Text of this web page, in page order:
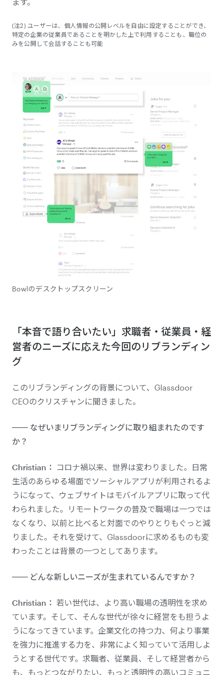
(注2) ユーザーは、個人情報の公開レベルを自由に設定することができ、
特定の企業の従業員であることを明かした上で利用することも、職位の
みを公開して会話することも可能
Bowlのデスクトップスクリーン
「本音で語り合いたい」求職者・従業員・経
営者のニーズに応えた今回のリブランディン
グ
このリブランディングの背景について、Glassdoor
CEOのクリスチャンに聞きました。
なぜいまリブランディングに取り組まれたのです
か？
Christian：
コロナ禍以来、世界は変わりました。日常
生活のあらゆる場面でソーシャルアプリが利用されるよ
うになって、ウェブサイトはモバイルアプリに取って代
わられました。リモートワークの普及で職場は一つでは
なくなり、以前と比べると対面でのやりとりもぐっと減
りました。それを受けて、Glassdoorに求めるものも変
わったことは背景の一つとしてあります。
どんな新しいニーズが生まれているんですか？
Christian： 若い世代は、より高い職場の透明性を求め
ています。そして、そんな世代が徐々に経営をも担うよ
うになってきています。企業文化の持つ力、何より事業
を強力に推進する力を、非常によく知っていて活用しよ
うとする世代です。求職者、従業員、そして経営者から
も、もっとつながりたい、もっと透明性の高いコミュニ